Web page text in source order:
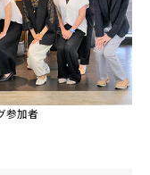
参加者